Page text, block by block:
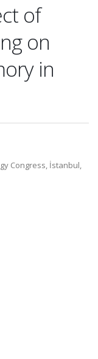
of
on
in
Congress, İstanbul,